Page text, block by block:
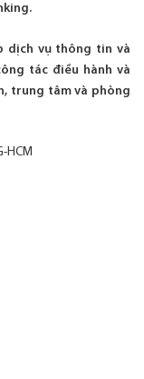
dịch vụ thông tin và
tác điều hành và
trung tâm và phòng
HCM